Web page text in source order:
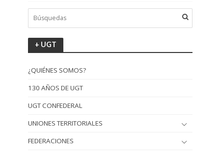
+ UGT
¿QUIÉNES SOMOS?
130 AÑOS DE UGT
UGT CONFEDERAL
UNIONES TERRITORIALES
FEDERACIONES